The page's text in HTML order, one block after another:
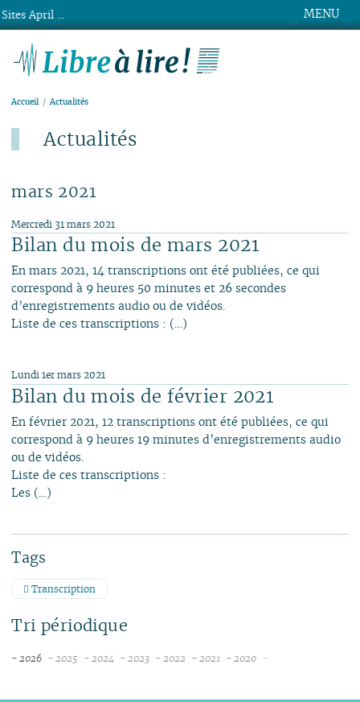
MENU
Accueil Actualités
Actualités
mars 2021
Bilan du mois de mars 2021
Mercredi 31 mars 2021
En mars 2021, 14 transcriptions ont été publiées, ce qui
correspond à 9 heures 50 minutes et 26 secondes
d’enregistrements audio ou de vidéos.
Liste de ces transcriptions : (…)
Bilan du mois de février 2021
Lundi 1er mars 2021
En février 2021, 12 transcriptions ont été publiées, ce qui
correspond à 9 heures 19 minutes d’enregistrements audio
ou de vidéos.
Liste de ces transcriptions :
Les (…)
Tags
Transcription
Tri périodique
- 2026 - 2025 - 2024 - 2023 - 2022 - 2021 - 2020 -
Sites April ...